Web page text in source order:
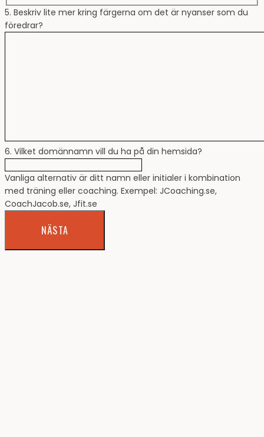
5. Beskriv lite mer kring färgerna om det är nyanser som du
föredrar?
6. Vilket domännamn vill du ha på din hemsida?
Vanliga alternativ är ditt namn eller initialer i kombination
med träning eller coaching. Exempel: JCoaching.se,
CoachJacob.se, Jfit.se